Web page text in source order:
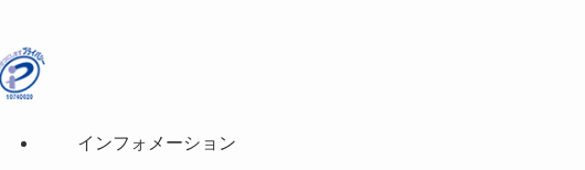
インフォメーション